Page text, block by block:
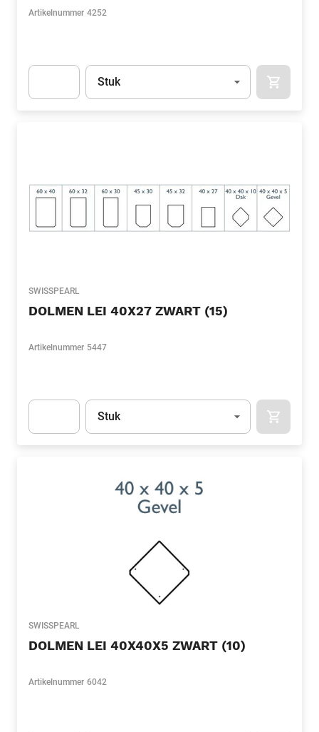
Artikelnummer 4252
Eenheid
Stuk
SWISSPEARL
DOLMEN LEI 40X27 ZWART (15)
Artikelnummer 5447
Eenheid
Stuk
SWISSPEARL
DOLMEN LEI 40X40X5 ZWART (10)
Artikelnummer 6042